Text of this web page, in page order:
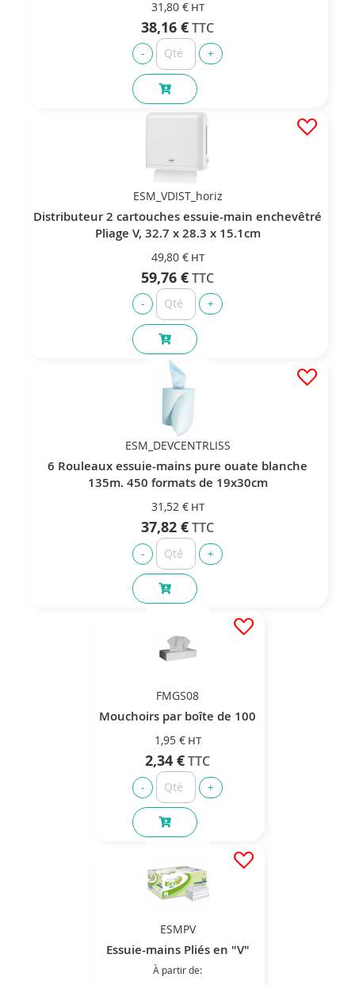
31,80 €
38,16 €
ESM_VDIST_horiz
Distributeur 2 cartouches essuie-main enchevêtré
Pliage V, 32.7 x 28.3 x 15.1cm
49,80 €
59,76 €
ESM_DEVCENTRLISS
6 Rouleaux essuie-mains pure ouate blanche
135m. 450 formats de 19x30cm
31,52 €
37,82 €
FMGS08
Mouchoirs par boîte de 100
1,95 €
2,34 €
ESMPV
Essuie-mains Pliés en "V"
À partir de